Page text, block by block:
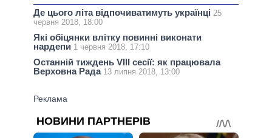
Де цього літа відпочиватимуть українці 25
червня 2018, 18:00
Які обіцянки влітку повинні виконати
нардепи 1 червня 2018, 17:10
Останній тиждень VIII сесії: як працювала
Верховна Рада 13 липня 2018, 13:00